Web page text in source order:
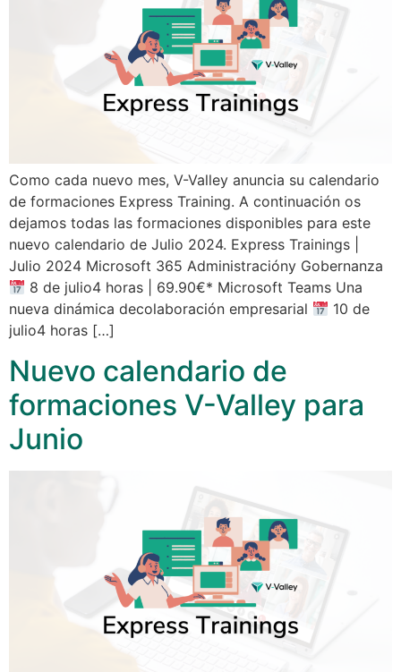
Como cada nuevo mes, V-Valley anuncia su calendario
de formaciones Express Training. A continuación os
dejamos todas las formaciones disponibles para este
nuevo calendario de Julio 2024. Express Trainings |
Julio 2024 Microsoft 365 Administracióny Gobernanza
8 de julio4 horas | 69.90€* Microsoft Teams Una
nueva dinámica decolaboración empresarial
10 de
julio4 horas […]
Nuevo calendario de
formaciones V-Valley para
Junio